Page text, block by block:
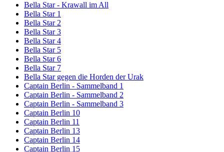
Bella Star - Krawall im All
Bella Star 1
Bella Star 2
Bella Star 3
Bella Star 4
Bella Star 5
Bella Star 6
Bella Star 7
Bella Star gegen die Horden der Urak
Captain Berlin - Sammelband 1
Captain Berlin - Sammelband 2
Captain Berlin - Sammelband 3
Captain Berlin 10
Captain Berlin 11
Captain Berlin 13
Captain Berlin 14
Captain Berlin 15